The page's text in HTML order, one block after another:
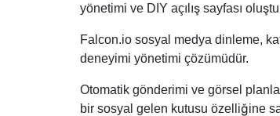
yönetimi ve DIY açılış sayfası
Falcon.io sosyal medya dinleme,
deneyimi yönetimi çözümüdür.
Otomatik gönderimi ve görsel
bir sosyal gelen kutusu özelliğine